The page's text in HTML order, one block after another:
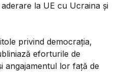
la UE cu Ucraina și
privind democrația,
eforturile de
angajamentul lor față de